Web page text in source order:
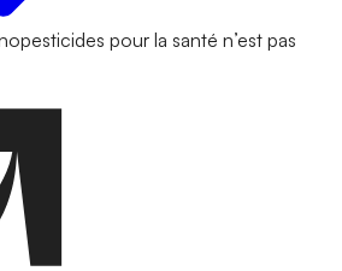
pour la santé n’est pas